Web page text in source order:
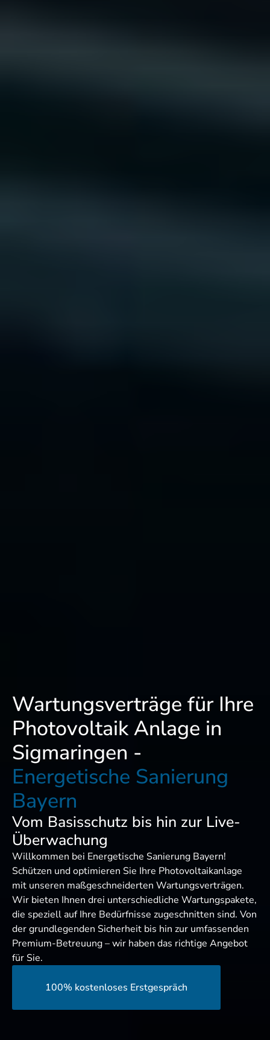
Wartungsverträge für Ihre
Photovoltaik Anlage in
Sigmaringen -
Energetische Sanierung
Bayern
Vom Basisschutz bis hin zur Live-
Überwachung
Willkommen bei Energetische Sanierung Bayern!
Schützen und optimieren Sie Ihre Photovoltaikanlage
mit unseren maßgeschneiderten Wartungsverträgen.
Wir bieten Ihnen drei unterschiedliche Wartungspakete,
die speziell auf Ihre Bedürfnisse zugeschnitten sind. Von
der grundlegenden Sicherheit bis hin zur umfassenden
Premium-Betreuung – wir haben das richtige Angebot
für Sie.
100% kostenloses Erstgespräch